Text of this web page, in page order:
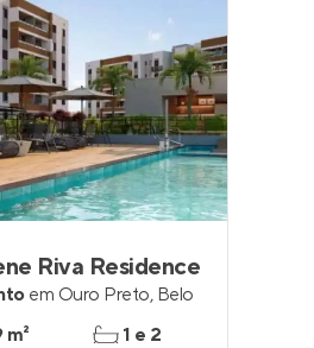
Riva Residence
em Ouro Preto, Belo
m²
1 e 2